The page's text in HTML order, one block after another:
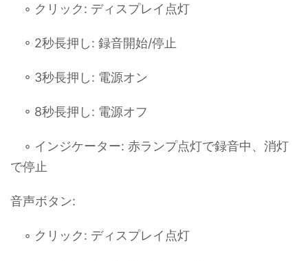
◦ クリック: ディスプレイ点灯
◦ 2秒長押し: 録音開始/停止
◦ 3秒長押し: 電源オン
◦ 8秒長押し: 電源オフ
◦ インジケーター: 赤ランプ点灯で録音中、消灯
で停止
音声ボタン:
◦ クリック: ディスプレイ点灯